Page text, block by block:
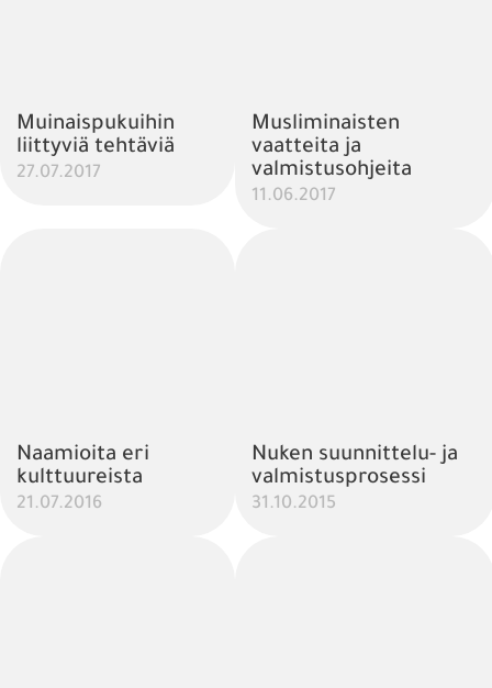
Muinaispukuihin
liittyviä tehtäviä
27.07.2017
Musliminaisten
vaatteita ja
valmistusohjeita
11.06.2017
Naamioita eri
kulttuureista
21.07.2016
Nuken suunnittelu- ja
valmistusprosessi
31.10.2015